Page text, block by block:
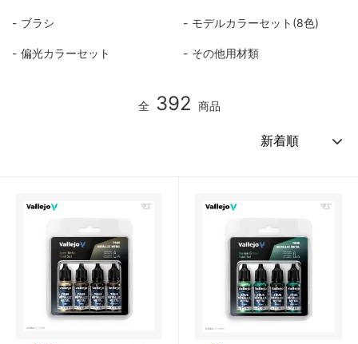
ブラシ モデルカラーセット(8色)
偏光カラーセット その他用材類
全 392 商品